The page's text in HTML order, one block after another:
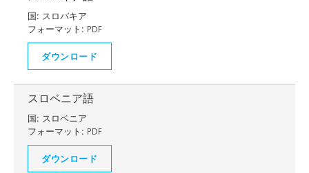
国: スロバキア
フォーマット: PDF
ダウンロード
スロベニア語
国: スロベニア
フォーマット: PDF
ダウンロード